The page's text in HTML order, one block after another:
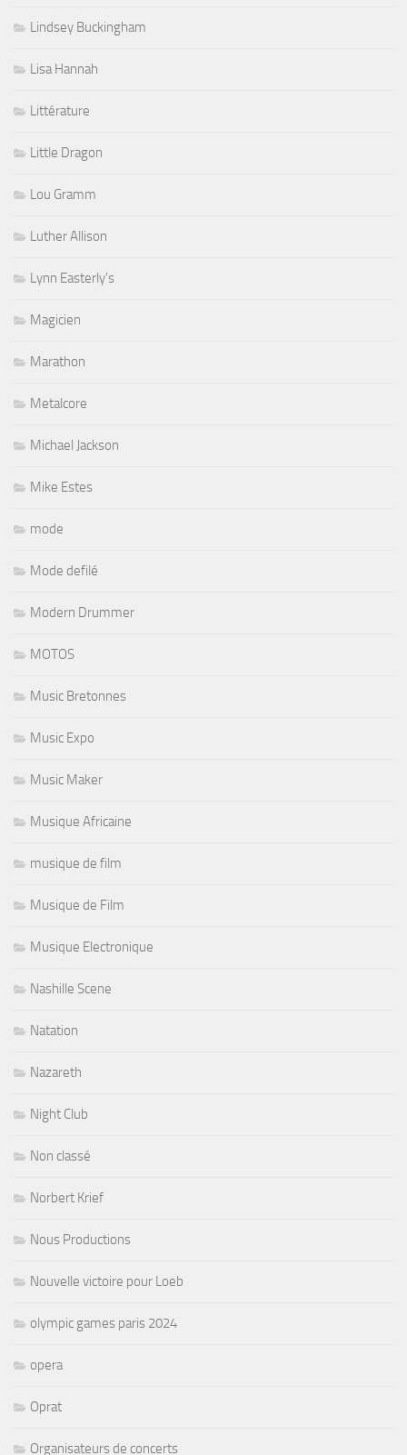
Lindsey Buckingham
Lisa Hannah
Littérature
Little Dragon
Lou Gramm
Luther Allison
Lynn Easterly's
Magicien
Marathon
Metalcore
Michael Jackson
Mike Estes
mode
Mode defilé
Modern Drummer
MOTOS
Music Bretonnes
Music Expo
Music Maker
Musique Africaine
musique de film
Musique de Film
Musique Electronique
Nashille Scene
Natation
Nazareth
Night Club
Non classé
Norbert Krief
Nous Productions
Nouvelle victoire pour Loeb
olympic games paris 2024
opera
Oprat
Organisateurs de concerts